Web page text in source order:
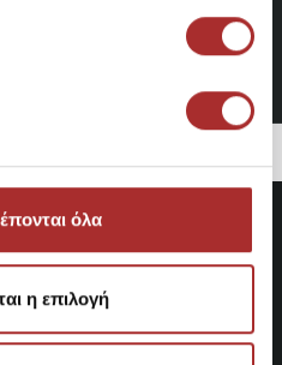
όλα
η επιλογή